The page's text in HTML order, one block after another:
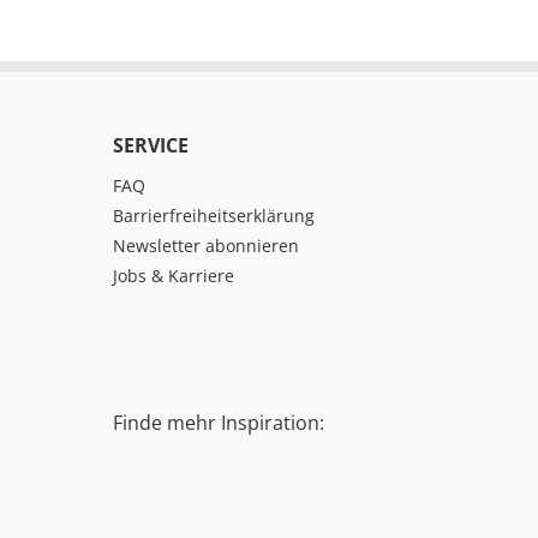
SERVICE
FAQ
Barrierfreiheitserklärung
Newsletter abonnieren
Jobs & Karriere
Finde mehr Inspiration: